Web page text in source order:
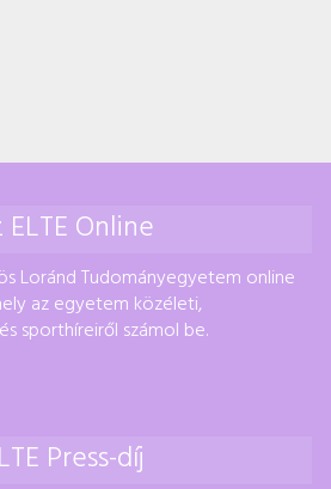
ELTE Online
Loránd Tudományegyetem online
az egyetem közéleti,
sporthíreiről számol be.
Press-díj